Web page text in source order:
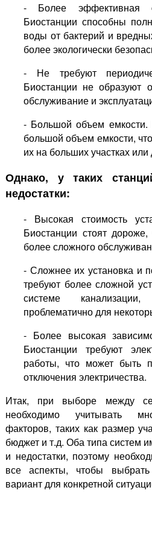
- Более эффективная
Биостанции способны
воды от бактерий и
более экологически
- Не требуют
Биостанции не образуют
обслуживание и
- Большой объем емкости.
большой объем емкости,
их на больших участках
Однако, у таких
недостатки:
- Высокая стоимость
Биостанции стоят
более сложного
- Сложнее их установка и
требуют более сложной
системе
проблематично для
- Более высокая
Биостанции требуют
работы, что может быть
отключения электричества.
Итак, при выборе между
необходимо учитывать
факторов, таких как размер
бюджет и т.д. Оба типа систем
и недостатки, поэтому
все аспекты, чтобы
вариант для конкретной